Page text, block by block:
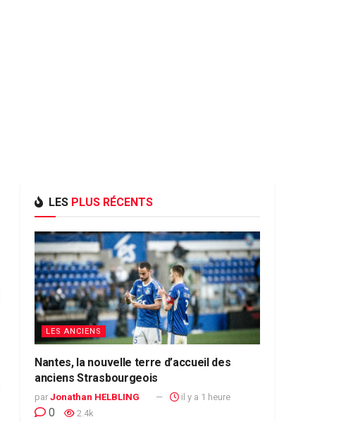
LES PLUS RÉCENTS
LES ANCIENS
Nantes, la nouvelle terre d’accueil des
anciens Strasbourgeois
par Jonathan HELBLING il y a 1 heure
0 2.4k